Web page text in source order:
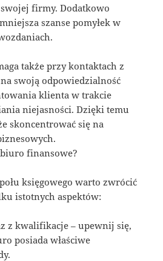
firmy. Dodatkowo
szanse pomyłek w
także przy kontaktach z
swoją odpowiedzialność
klienta w trakcie
niejasności. Dzięki temu
skoncentrować się na
finansowe?
księgowego warto zwrócić
istotnych aspektów:
z kwalifikacje – upewnij się,
posiada właściwe